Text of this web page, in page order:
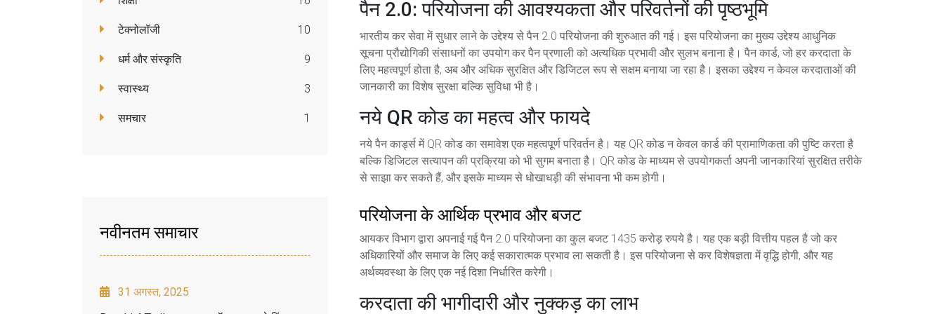
टेक्नोलॉजी 10
धर्म और संस्कृति 9
स्वास्थ्य 3
समचार 1
नवीनतम समाचार
31 अगस्त, 2025
पैन 2.0: परियोजना की आवश्यकता और परिवर्तनों की पृष्ठभूमि
भारतीय कर सेवा में सुधार लाने के उद्देश्य से पैन 2.0 परियोजना की शुरुआत की गई। इस परियोजना का मुख्य उद्देश्य आधुनिक
सूचना प्रौद्योगिकी संसाधनों का उपयोग कर पैन प्रणाली को अत्यधिक प्रभावी और सुलभ बनाना है। पैन कार्ड, जो हर करदाता के
लिए महत्वपूर्ण होता है, अब और अधिक सुरक्षित और डिजिटल रूप से सक्षम बनाया जा रहा है। इसका उद्देश्य न केवल करदाताओं की
जानकारी का विशेष सुरक्षा बल्कि सुविधा भी है।
नये QR कोड का महत्व और फायदे
नये पैन कार्ड्स में QR कोड का समावेश एक महत्वपूर्ण परिवर्तन है। यह QR कोड न केवल कार्ड की प्रामाणिकता की पुष्टि करता है
बल्कि डिजिटल सत्यापन की प्रक्रिया को भी सुगम बनाता है। QR कोड के माध्यम से उपयोगकर्ता अपनी जानकारियां सुरक्षित तरीके
से साझा कर सकते हैं, और इसके माध्यम से धोखाधड़ी की संभावना भी कम होगी।
परियोजना के आर्थिक प्रभाव और बजट
आयकर विभाग द्वारा अपनाई गई पैन 2.0 परियोजना का कुल बजट 1435 करोड़ रुपये है। यह एक बड़ी वित्तीय पहल है जो कर
अधिकारियों और समाज के लिए कई सकारात्मक प्रभाव ला सकती है। इस परियोजना से कर विशेषज्ञता में वृद्धि होगी, और यह
अर्थव्यवस्था के लिए एक नई दिशा निर्धारित करेगी।
करदाता की भागीदारी और नुक्कड़ का लाभ